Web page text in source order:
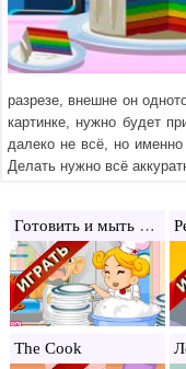
разрезе, внешне он
картинке, нужно будет
далеко не всё, но
Делать нужно всё
Готовить и мыть посуду
The Cook